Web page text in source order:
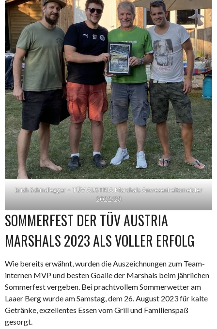
Erich Schindlegger – TÜV AUSTRIA Marshals Anwesenheitsmeister
2022/23
SOMMERFEST DER TÜV AUSTRIA
MARSHALS 2023 ALS VOLLER ERFOLG
Wie bereits erwähnt, wurden die Auszeichnungen zum Team-
internen MVP und besten Goalie der Marshals beim jährlichen
Sommerfest vergeben. Bei prachtvollem Sommerwetter am
Laaer Berg wurde am Samstag, dem 26. August 2023 für kalte
Getränke, exzellentes Essen vom Grill und Familienspaß
gesorgt.